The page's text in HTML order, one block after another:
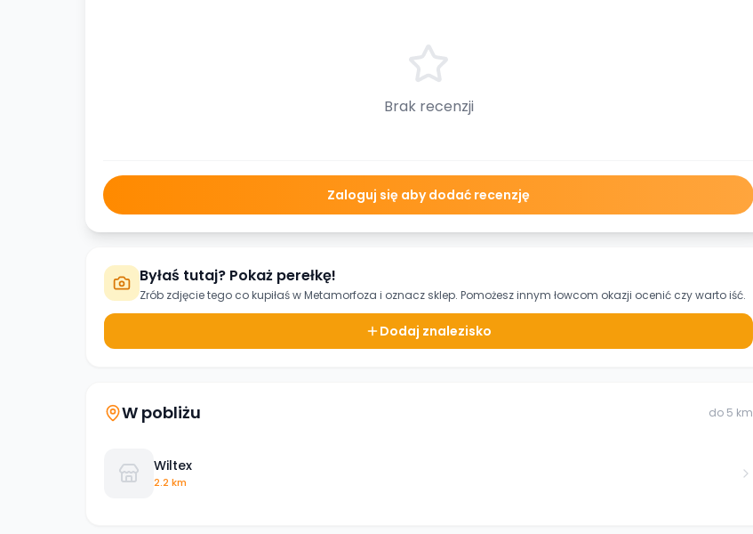
Brak recenzji
Zaloguj się aby dodać recenzję
Byłaś tutaj? Pokaż perełkę!
Zrób zdjęcie tego co kupiłaś wMetamorfoza i oznacz sklep. Pomożesz innym łowcom okazji ocenić czy warto iść.
Dodaj znalezisko
W pobliżu do 5 km
Wiltex
2.2 km